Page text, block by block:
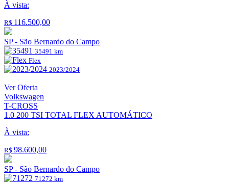
À vista:
R$ 116.500,00
SP - São Bernardo do Campo
35491 km
Flex
2023/2024
Ver Oferta
Volkswagen
T-CROSS
1.0 200 TSI TOTAL FLEX AUTOMÁTICO
À vista:
R$ 98.600,00
SP - São Bernardo do Campo
71272 km